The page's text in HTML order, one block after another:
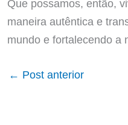
Que possamos, então,
maneira autêntica e
mundo e fortalecendo a
← Post anterior